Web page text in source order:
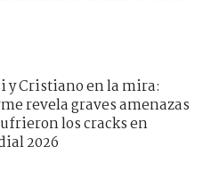
y Cristiano en la mira:
revela graves amenazas
los cracks en
2026